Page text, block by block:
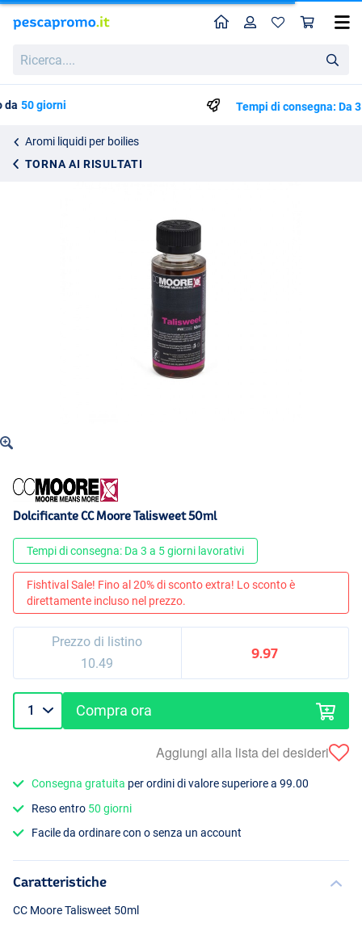
HomeProfilo
Tempi di consegna: Da 3 a 5 giorni lavorativi
Aromi liquidi per boilies
TORNA AI RISULTATI
Dolcificante CC Moore Talisweet 50ml
Dolcificante CC Moore Talisweet 50ml
Tempi di consegna: Da 3 a 5 giorni lavorativi
Fishtival Sale! Fino al 20% di sconto extra! Lo sconto è
direttamente incluso nel prezzo.
Prezzo di listino
10.49
9.97
Compra ora
Aggiungi alla lista dei desideri
Consegna gratuita per ordini di valore superiore a 99.00
Reso entro 50 giorni
Facile da ordinare con o senza un account
Caratteristiche
CC Moore Talisweet 50ml